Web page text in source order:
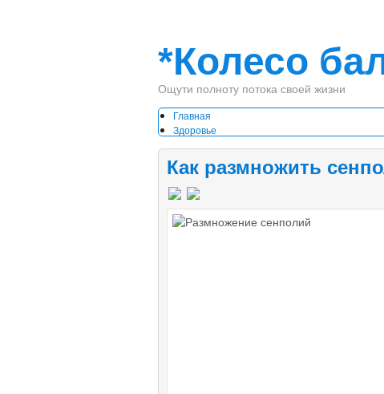
*Колесо
Ощути полноту потока своей жизни
Главная
Здоровье
Отдых
Путешествия
Развлечения
Отношения
Книга
Как размножить